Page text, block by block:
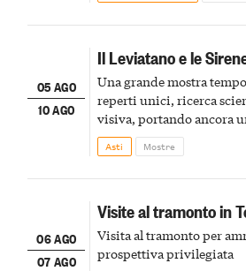
05 AGO
10 AGO
Il Leviatano e le
Una grande mostra
reperti unici, ricerca
visiva, portando ancora
della scena le meraviglie
Asti Mostre
06 AGO
07 AGO
Visite al tramonto in
Visita al tramonto per
prospettiva privilegiata